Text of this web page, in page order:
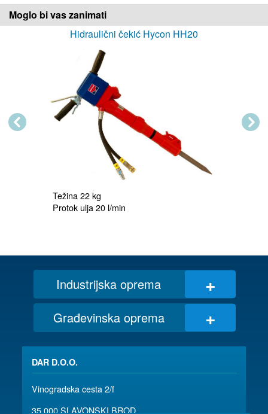
Moglo bi vas zanimati
Hidraulični čekić Hycon HH20
Težina 22 kg
Previous Next
Industrijska oprema +
Građevinska oprema +
DAR D.O.O.
Vinogradska cesta 2/f
35 000 SLAVONSKI BROD